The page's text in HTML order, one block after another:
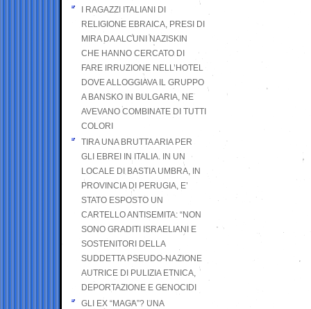
I RAGAZZI ITALIANI DI
RELIGIONE EBRAICA, PRESI DI
MIRA DA ALCUNI NAZISKIN
CHE HANNO CERCATO DI
FARE IRRUZIONE NELL’HOTEL
DOVE ALLOGGIAVA IL GRUPPO
A BANSKO IN BULGARIA, NE
AVEVANO COMBINATE DI TUTTI
COLORI
TIRA UNA BRUTTA ARIA PER
GLI EBREI IN ITALIA. IN UN
LOCALE DI BASTIA UMBRA, IN
PROVINCIA DI PERUGIA, E’
STATO ESPOSTO UN
CARTELLO ANTISEMITA: “NON
SONO GRADITI ISRAELIANI E
SOSTENITORI DELLA
SUDDETTA PSEUDO-NAZIONE
AUTRICE DI PULIZIA ETNICA,
DEPORTAZIONE E GENOCIDI
GLI EX “MAGA”? UNA